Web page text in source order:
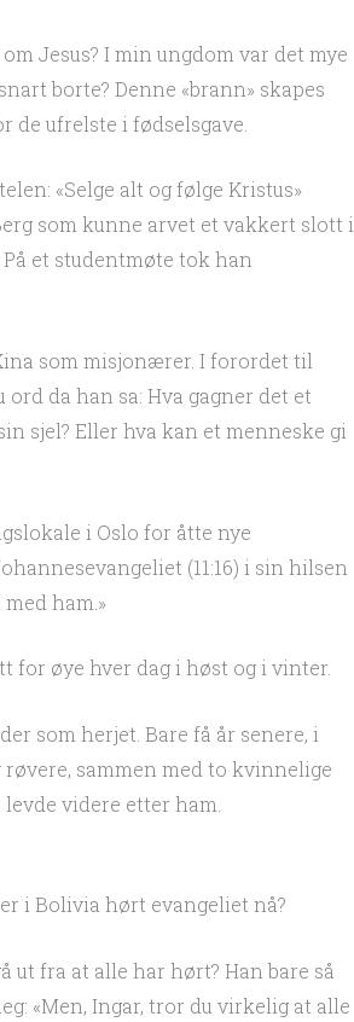
Jesus? I min ungdom var det mye
borte? Denne «brann» skapes
de ufrelste i fødselsgave.
«Selge alt og følge Kristus»
som kunne arvet et vakkert slott i
et studentmøte tok han
som misjonærer. I forordet til
da han sa: Hva gagner det et
sjel? Eller hva kan et menneske gi
i Oslo for åtte nye
(11:16) i sin hilsen
ham.»
for øye hver dag i høst og i vinter.
som herjet. Bare få år senere, i
sammen med to kvinnelige
videre etter ham.
i Bolivia hørt evangeliet nå?
fra at alle har hørt? Han bare så
«Men, Ingar, tror du virkelig at alle